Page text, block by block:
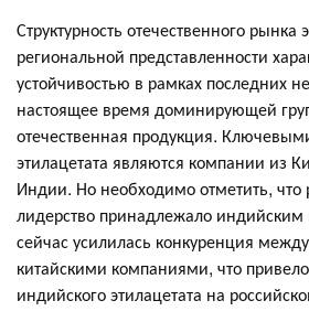
Структурность отечественного рынка
региональной представленности
устойчивостью в рамках последних
настоящее время доминирующей
отечественная продукция.
этилацетата являются компании из
Индии. Но необходимо отметить, что
лидерство принадлежало индийским
сейчас усилилась конкуренция
китайскими компаниями, что
индийского этилацетата на